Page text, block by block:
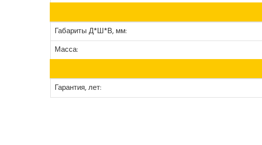
Габариты Д*Ш*В, мм:
Масса:
Гарантия, лет: